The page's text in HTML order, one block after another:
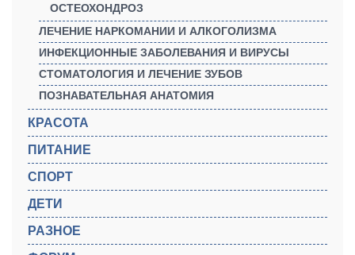
ОСТЕОХОНДРОЗ
ЛЕЧЕНИЕ НАРКОМАНИИ И АЛКОГОЛИЗМА
ИНФЕКЦИОННЫЕ ЗАБОЛЕВАНИЯ И ВИРУСЫ
СТОМАТОЛОГИЯ И ЛЕЧЕНИЕ ЗУБОВ
ПОЗНАВАТЕЛЬНАЯ АНАТОМИЯ
КРАСОТА
ПИТАНИЕ
СПОРТ
ДЕТИ
РАЗНОЕ